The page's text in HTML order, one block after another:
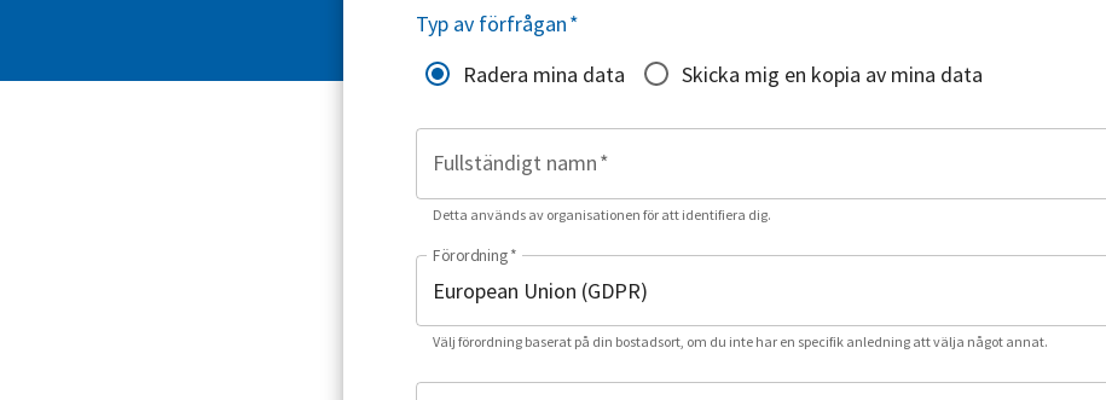
Typ av förfrågan*
Radera mina data
Skicka mig en kopia av mina data
Fullständigt namn*
Detta används av organisationen för att identifiera dig.
Förordning*
Välj förordning baserat på din bostadsort, om du inte har en specifik anledning att välja något annat.